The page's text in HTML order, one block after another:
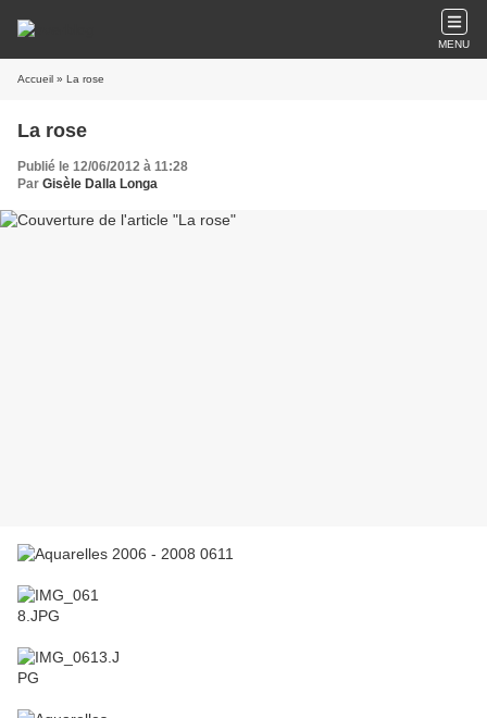
MENU
Accueil » La rose
La rose
Publié le 12/06/2012 à 11:28
Par Gisèle Dalla Longa